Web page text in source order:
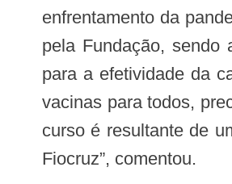
enfrentamento da
pela Fundação, sendo
para a efetividade da
vacinas para todos,
curso é resultante de
Fiocruz”, comentou.